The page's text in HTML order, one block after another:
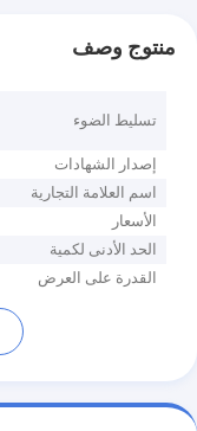
منتوج وصف
تسليط الضوء
إصدار الشهادات
اسم العلامة التجارية
الأسعار
الحد الأدنى لكمية
القدرة على العرض